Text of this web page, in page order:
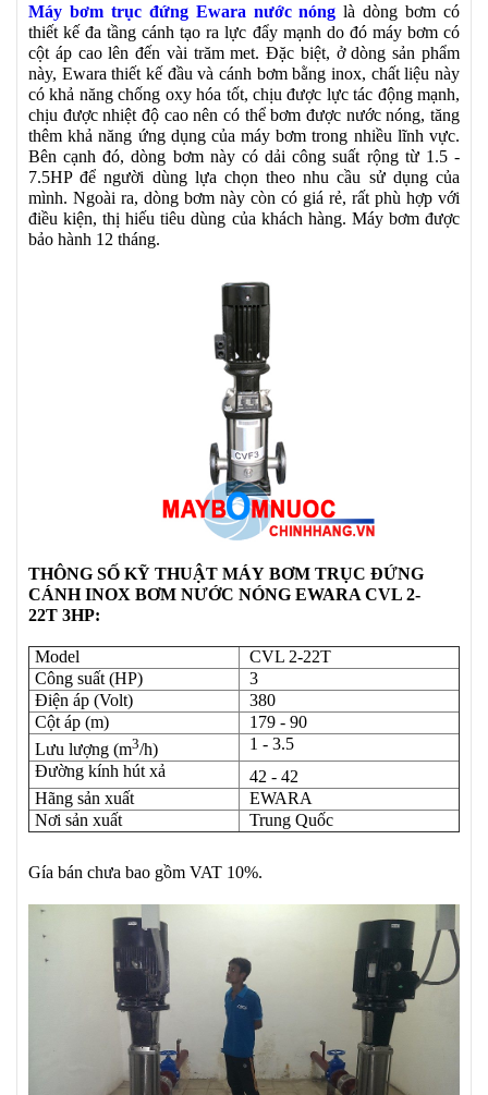
Máy bơm trục đứng Ewara nước nóng là dòng bơm có
thiết kế đa tầng cánh tạo ra lực đẩy mạnh do đó máy bơm có
cột áp cao lên đến vài trăm met. Đặc biệt, ở dòng sản phẩm
này, Ewara thiết kế đầu và cánh bơm bằng inox, chất liệu này
có khả năng chống oxy hóa tốt, chịu được lực tác động mạnh,
chịu được nhiệt độ cao nên có thể bơm được nước nóng, tăng
thêm khả năng ứng dụng của máy bơm trong nhiều lĩnh vực.
Bên cạnh đó, dòng bơm này có dải công suất rộng từ 1.5 -
7.5HP để người dùng lựa chọn theo nhu cầu sử dụng của
mình. Ngoài ra, dòng bơm này còn có giá rẻ, rất phù hợp với
điều kiện, thị hiếu tiêu dùng của khách hàng. Máy bơm được
bảo hành 12 tháng.
THÔNG SỐ KỸ THUẬT MÁY BƠM TRỤC ĐỨNG
CÁNH INOX BƠM NƯỚC NÓNG EWARA CVL 2-
22T 3HP:
Model
CVL 2-22T
Công suất (HP)
3
Điện áp (Volt)
380
Cột áp (m)
179 - 90
Lưu lượng (m3/h)
1 - 3.5
Đường kính hút xả
42 - 42
Hãng sản xuất
EWARA
Nơi sản xuất
Trung Quốc
Gía bán chưa bao gồm VAT 10%.